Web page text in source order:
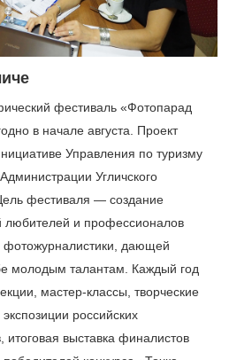
фестиваль «Фотопарад
в начале августа. Проект
Управления по туризму
Угличского
фестиваля — создание
и профессионалов
фотожурналистики, дающей
молодым талантам. Каждый год
мастер-классы, творческие
российских
выставка финалистов